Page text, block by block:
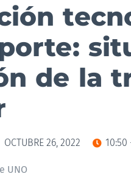
de la
OCTUBRE 26, 2022 10:50
UNO